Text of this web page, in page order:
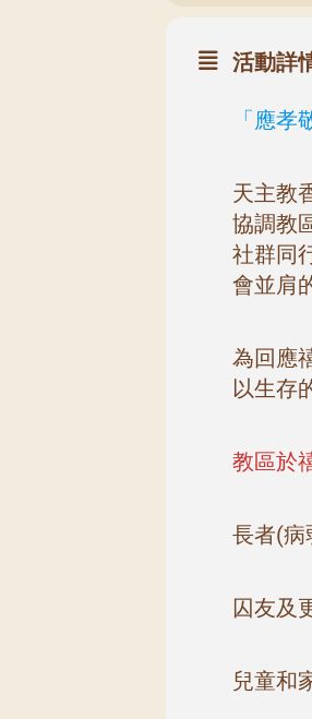
活動詳
「應
天主教
協調教
社群同
會並肩
為回應
以生存
教區於
長者(病
囚友及
兒童和